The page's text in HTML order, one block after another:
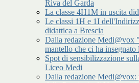
Riva del Garda
La classe 4H1M in uscita
Le classi 1H e 1I
didattica a Brescia
Dalla redazione Medi@vox
mantello che ci ha
Spot di sensibilizzazione
Liceo Medi
Dalla redazione